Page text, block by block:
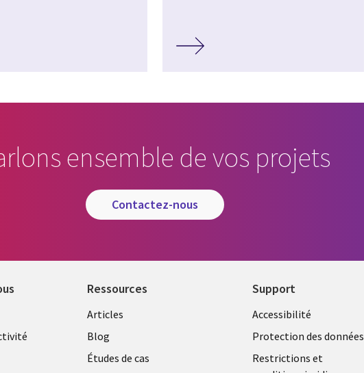
ensemble de vos projets
contactez-nous
Ressources
Library
Links
FRANCE
Articles
Blog
Études de cas
Support
Legal
FRANCE
Accessibilité
Protection des données
Restrictions et